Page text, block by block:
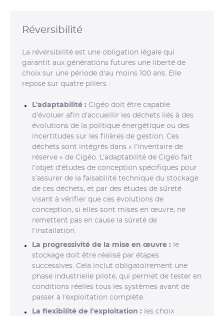
Réversibilité
La réversibilité est une obligation légale qui
garantit aux générations futures une liberté de
choix sur une période d'au moins 100 ans. Elle
repose sur quatre piliers :
L'adaptabilité : Cigéo doit être capable
d’évoluer afin d’accueillir les déchets liés à des
évolutions de la politique énergétique ou des
incertitudes sur les filières de gestion. Ces
déchets sont intégrés dans « l’inventaire de
réserve » de Cigéo. L’adaptabilité de Cigéo fait
l’objet d’études de conception spécifiques pour
s’assurer de la faisabilité technique du stockage
de ces déchets, et par des études de sûreté
visant à vérifier que ces évolutions de
conception, si elles sont mises en œuvre, ne
remettent pas en cause la sûreté de
l’installation.
La progressivité de la mise en œuvre : le
stockage doit être réalisé par étapes
successives. Cela inclut obligatoirement une
phase industrielle pilote, qui permet de tester en
conditions réelles tous les systèmes avant de
passer à l'exploitation complète.
La flexibilité de l’exploitation : les choix